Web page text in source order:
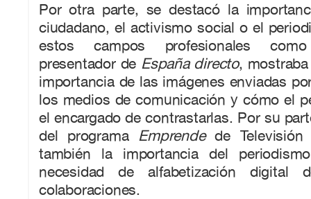
Por otra parte, se destacó la
ciudadano, el activismo social o el
estos campos profesionales
presentador de España directo,
importancia de las imágenes enviadas
los medios de comunicación y cómo el
el encargado de contrastarlas. Por su
del programa Emprendede Televisión
también la importancia del
necesidad de alfabetización
colaboraciones.